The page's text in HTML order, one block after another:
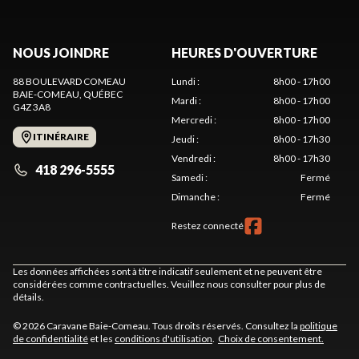
NOUS JOINDRE
88 BOULEVARD COMEAU
BAIE-COMEAU, QUÉBEC
G4Z 3A8
ITINÉRAIRE
418 296-5555
HEURES D'OUVERTURE
Lundi:
8h00 - 17h00
Mardi:
8h00 - 17h00
Mercredi:
8h00 - 17h00
Jeudi:
8h00 - 17h30
Vendredi:
8h00 - 17h30
Samedi:
Fermé
Dimanche: Fermé
Restez connecté
Les données affichées sont à titre indicatif seulement et ne peuvent être
considérées comme contractuelles. Veuillez nous consulter pour plus de
détails.
© 2026 Caravane Baie-Comeau. Tous droits réservés. Consultez la politique
de confidentialité et les conditions d'utilisation. Choix de consentement.